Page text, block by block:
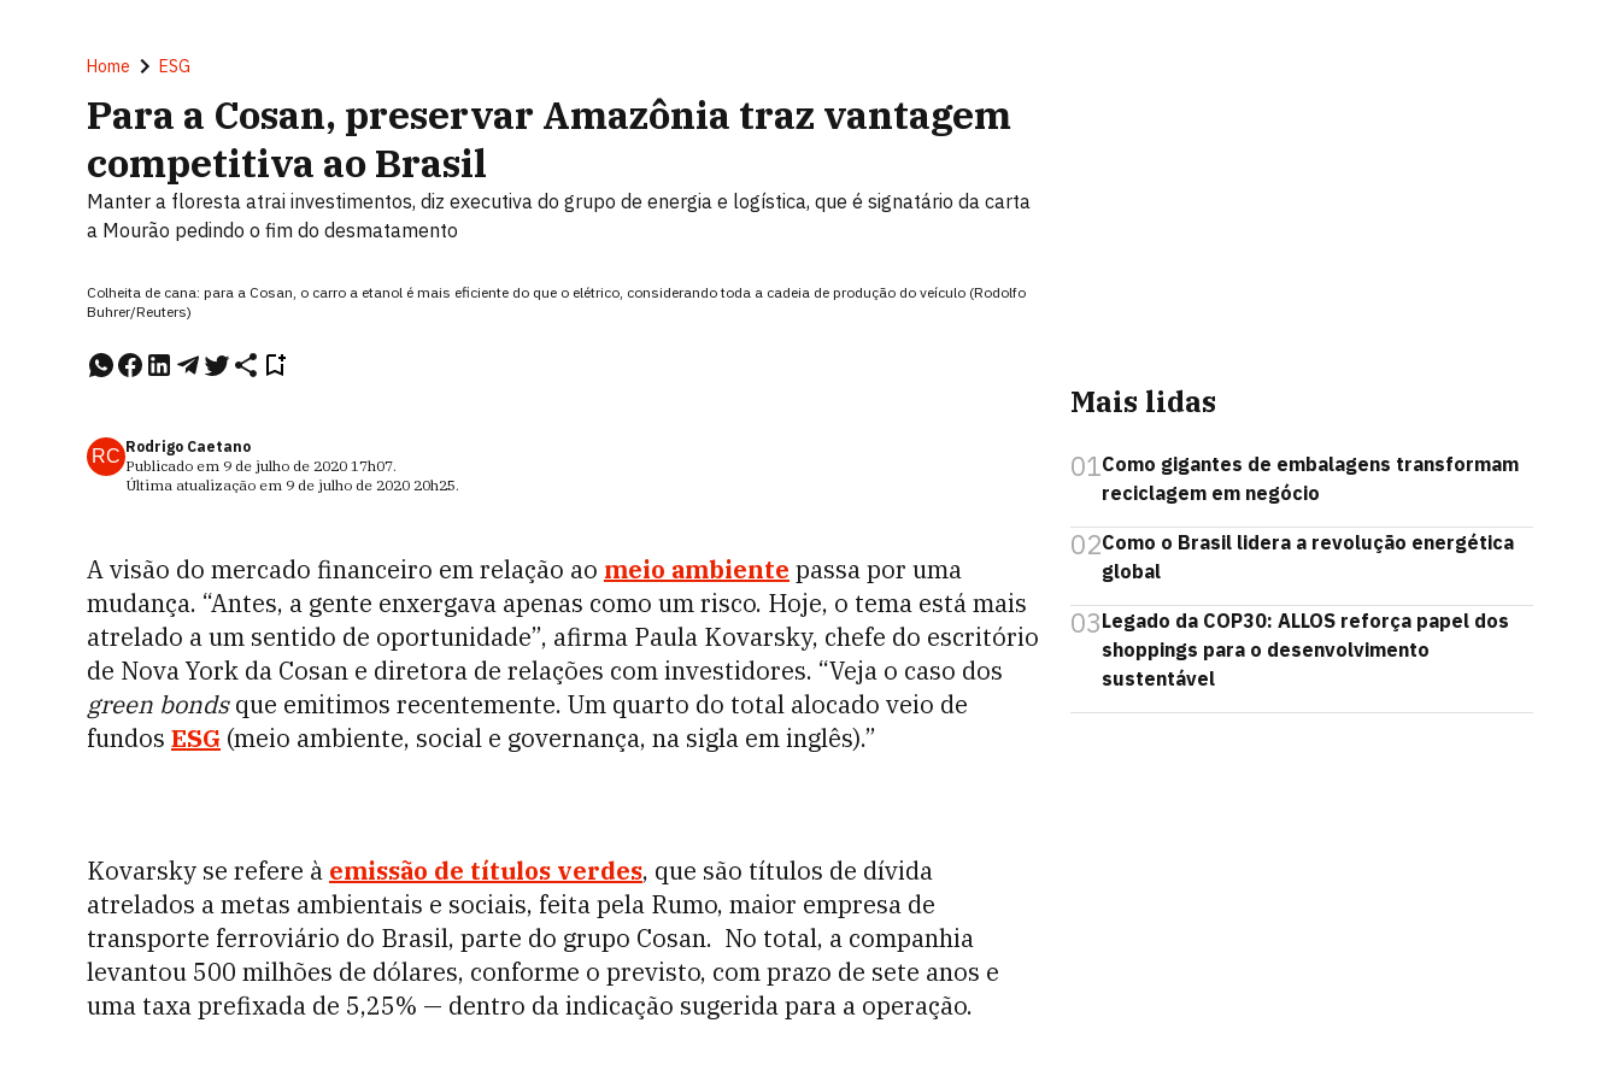
Home ESG
Para a Cosan, preservar Amazônia traz vantagem
competitiva ao Brasil
Manter a floresta atrai investimentos, diz executiva do grupo de energia e logística, que é signatário da carta
a Mourão pedindo o fim do desmatamento
Colheita de cana: para a Cosan, o carro a etanol é mais eficiente do que o elétrico, considerando toda a cadeia de produção do veículo (Rodolfo
Buhrer/Reuters)
RC Rodrigo Caetano
Publicado em 9 de julho de 2020 17h07.
Última atualização em 9 de julho de 2020 20h25.
A visão do mercado financeiro em relação ao meio ambiente passa por uma
mudança. “Antes, a gente enxergava apenas como um risco. Hoje, o tema está mais
atrelado a um sentido de oportunidade”, afirma Paula Kovarsky, chefe do escritório
de Nova York da Cosan e diretora de relações com investidores. “Veja o caso dos
green bondsque emitimos recentemente. Um quarto do total alocado veio de
fundos ESG (meio ambiente, social e governança, na sigla em inglês).”
Kovarsky se refere à emissão de títulos verdes, que são títulos de dívida
atrelados a metas ambientais e sociais, feita pela Rumo, maior empresa de
transporte ferroviário do Brasil, parte do grupo Cosan. No total, a companhia
levantou 500 milhões de dólares, conforme o previsto, com prazo de sete anos e
uma taxa prefixada de 5,25% — dentro da indicação sugerida para a operação.
Mais lidas
01Como gigantes de embalagens transformam
reciclagem em negócio
02Como o Brasil lidera a revolução energética
global
03Legado da COP30: ALLOS reforça papel dos
shoppings para o desenvolvimento
sustentável